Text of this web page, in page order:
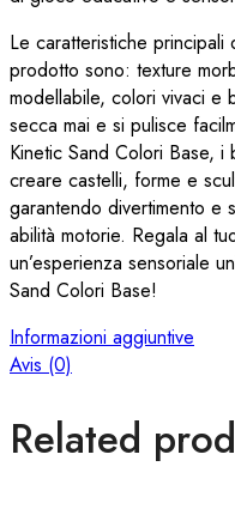
Le caratteristiche principali
prodotto sono: texture
modellabile, colori vivaci e
secca mai e si pulisce
Kinetic Sand Colori Base, i
creare castelli, forme e
garantendo divertimento e
abilità motorie. Regala al
un’esperienza sensoriale
Sand Colori Base!
Informazioni aggiuntive
Avis (0)
Related